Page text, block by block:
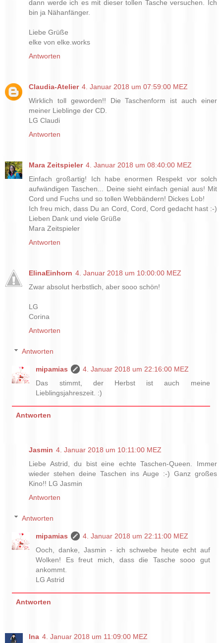
dann werde ich es mit dieser tollen Tasche versuchen. Ich
bin ja Nähanfänger.
Liebe Grüße
elke von elke.works
Antworten
Claudia-Atelier 4. Januar 2018 um 07:59:00 MEZ
Wirklich toll geworden!! Die Taschenform ist auch einer
meiner Lieblinge der CD.
LG Claudi
Antworten
Mara Zeitspieler 4. Januar 2018 um 08:40:00 MEZ
Einfach großartig! Ich habe enormen Respekt vor solch
aufwändigen Taschen... Deine sieht einfach genial aus! Mit
Cord und Fuchs und so tollen Webbändern! Dickes Lob!
Ich freu mich, dass Du an Cord, Cord, Cord gedacht hast :-)
Lieben Dank und viele Grüße
Mara Zeitspieler
Antworten
ElinaEinhorn 4. Januar 2018 um 10:00:00 MEZ
Zwar absolut herbstlich, aber sooo schön!
LG
Corina
Antworten
Antworten
mipamias
4. Januar 2018 um 22:16:00 MEZ
Das stimmt, der Herbst ist auch meine
Lieblingsjahreszeit. :)
Antworten
Jasmin 4. Januar 2018 um 10:11:00 MEZ
Liebe Astrid, du bist eine echte Taschen-Queen. Immer
wieder stehen deine Taschen ins Auge :-) Ganz großes
Kino!! LG Jasmin
Antworten
Antworten
mipamias
4. Januar 2018 um 22:11:00 MEZ
Ooch, danke, Jasmin - ich schwebe heute echt auf
Wolken! Es freut mich, dass die Tasche sooo gut
ankommt.
LG Astrid
Antworten
Ina 4. Januar 2018 um 11:09:00 MEZ